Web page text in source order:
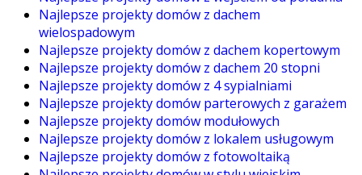
Najlepsze projekty domów z dachem
wielospadowym
Najlepsze projekty domów z dachem kopertowym
Najlepsze projekty domów z dachem 20 stopni
Najlepsze projekty domów z 4 sypialniami
Najlepsze projekty domów parterowych z garażem
Najlepsze projekty domów modułowych
Najlepsze projekty domów z lokalem usługowym
Najlepsze projekty domów z fotowoltaiką